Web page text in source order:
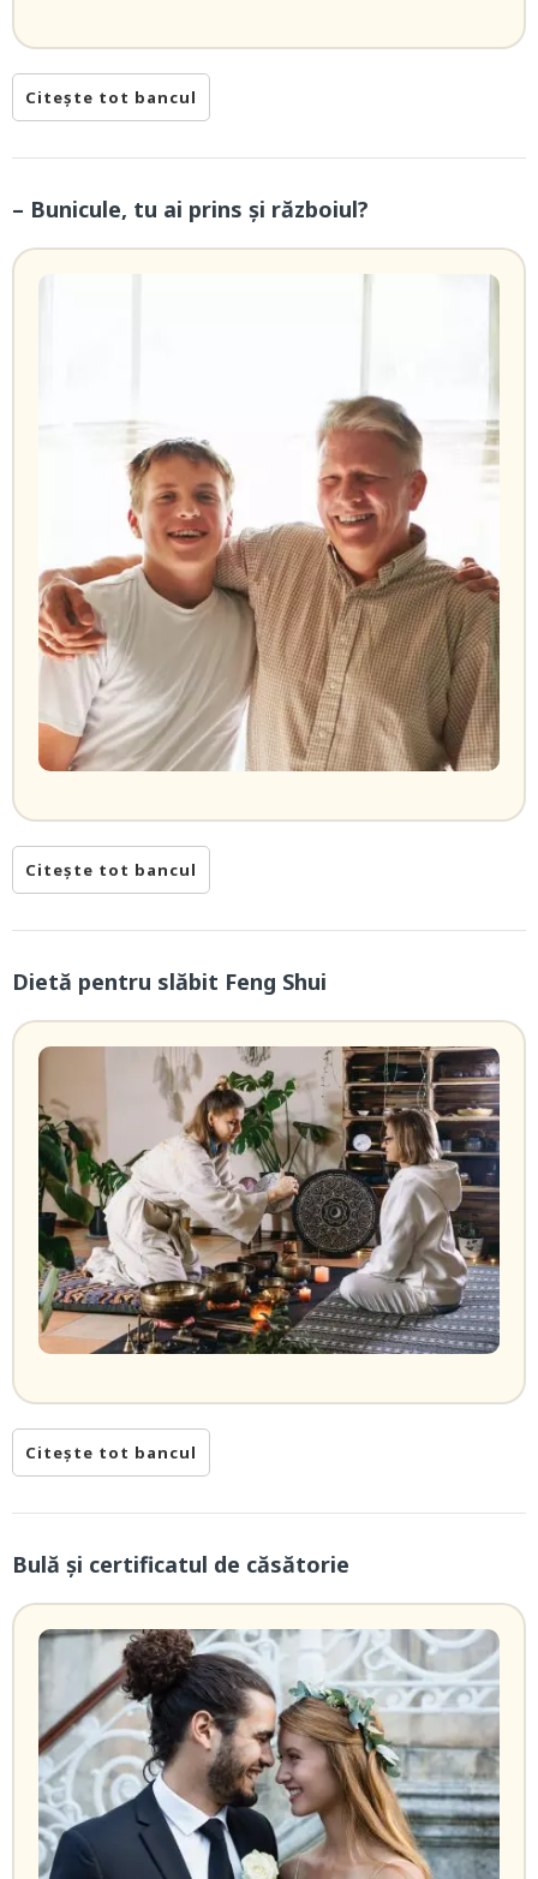
Citește tot bancul
– Bunicule, tu ai prins și războiul?
Citește tot bancul
Dietă pentru slăbit Feng Shui
Citește tot bancul
Bulă și certificatul de căsătorie